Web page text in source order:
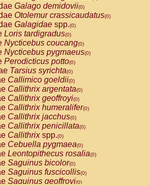
Galago demidovii(0)
Otolemur crassicaudatus(0)
Galagidae spp.(0)
Loris tardigradus(0)
Nycticebus coucang(0)
Nycticebus pygmaeus(0)
Perodicticus potto(0)
Tarsius syrichta(0)
Callimico goeldii(0)
Callithrix argentata(0)
Callithrix geoffroyi(0)
Callithrix humeralifer(0)
Callithrix jacchus(0)
Callithrix penicillata(0)
Callithrixspp.(0)
Cebuella pygmaea(0)
Leontopithecus rosalia(0)
Saguinus bicolor(0)
Saguinus fuscicollis(0)
Saguinus geoffroyi(0)